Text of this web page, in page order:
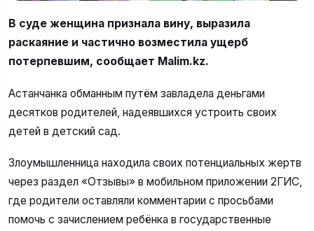
В суде женщина признала вину, выразила
раскаяние и частично возместила ущерб
потерпевшим, сообщает Malim.kz.
Астанчанка обманным путём завладела деньгами
десятков родителей, надеявшихся устроить своих
детей в детский сад.
Злоумышленница находила своих потенциальных жертв
через раздел «Отзывы» в мобильном приложении 2ГИС,
где родители оставляли комментарии с просьбами
помочь с зачислением ребёнка в государственные